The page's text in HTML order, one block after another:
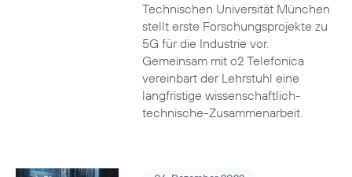
Technischen Universität München
stellt erste Forschungsprojekte zu
5G für die Industrie vor.
Gemeinsam mit o2 Telefonica
vereinbart der Lehrstuhl eine
langfristige wissenschaftlich-
technische-Zusammenarbeit.